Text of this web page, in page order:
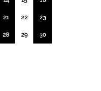
21 22 23
28 29 30